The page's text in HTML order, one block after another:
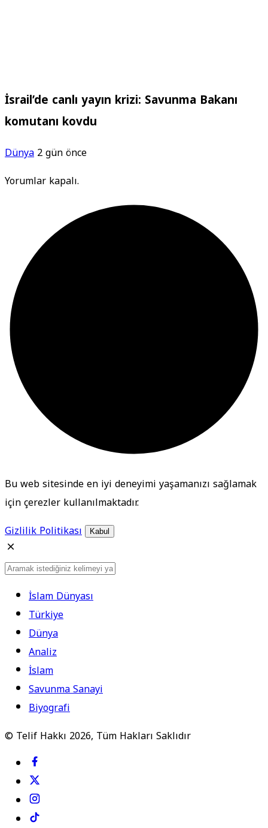
İsrail’de canlı yayın krizi: Savunma Bakanı
komutanı kovdu
Dünya2 gün önce
Yorumlar kapalı.
Bu web sitesinde en iyi deneyimi yaşamanızı sağlamak
için çerezler kullanılmaktadır.
Gizlilik Politikası
Kabul
İslam Dünyası
Türkiye
Dünya
Analiz
İslam
Savunma Sanayi
Biyografi
© Telif Hakkı 2026, Tüm Hakları Saklıdır